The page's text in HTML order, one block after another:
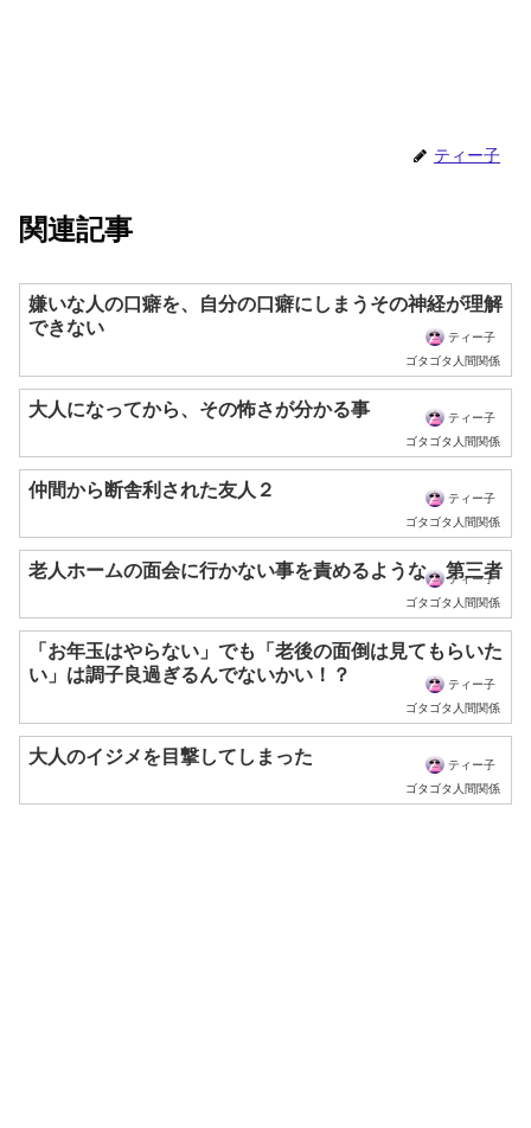
ティー子
関連記事
嫌いな人の口癖を、自分の口癖にしまうその神経が理解
できない
ティー子
ゴタゴタ人間関係
大人になってから、その怖さが分かる事
ティー子
ゴタゴタ人間関係
仲間から断舎利された友人２
ティー子
ゴタゴタ人間関係
老人ホームの面会に行かない事を責めるような、第三者
ティー子
ゴタゴタ人間関係
「お年玉はやらない」でも「老後の面倒は見てもらいた
い」は調子良過ぎるんでないかい！？
ティー子
ゴタゴタ人間関係
大人のイジメを目撃してしまった
ティー子
ゴタゴタ人間関係